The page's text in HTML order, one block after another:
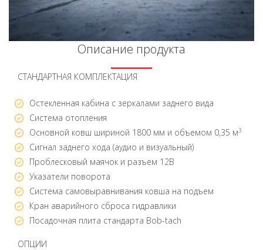
Описание продукта
СТАНДАРТНАЯ КОМПЛЕКТАЦИЯ
Остекленная кабина с зеркалами заднего вида
Система отопления
Основной ковш шириной 1800 мм и объемом 0,35 м3
Сигнал заднего хода (аудио и визуальный)
Проблесковый маячок и разъем 12В
Указатели поворота
Система самовыравнивания ковша на подъем
Кран аварийного сброса гидравлики
Посадочная плита стандарта Bob-tach
ОПЦИИ